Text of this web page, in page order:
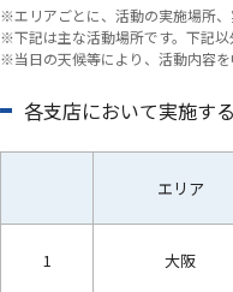
※エリアごとに、活動の実施場所、
※下記は主な活動場所です。下記以
※当日の天候等により、活動内容を
各支店において実施す
エリア
1 大阪